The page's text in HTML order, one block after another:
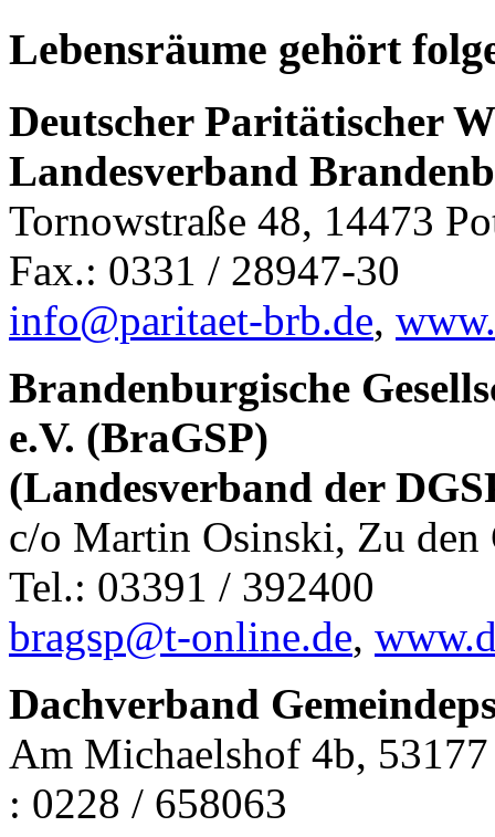
Lebensräume gehört
Deutscher Paritätischer
Landesverband
Tornowstraße 48, 14473
Fax.: 0331 / 28947-30
info@paritaet-brb.de,
Brandenburgische
e.V. (BraGSP)
(Landesverband der
c/o Martin Osinski, Zu den
Tel.: 03391 / 392400
bragsp@t-online.de,
Dachverband
Am Michaelshof 4b,
: 0228 / 658063